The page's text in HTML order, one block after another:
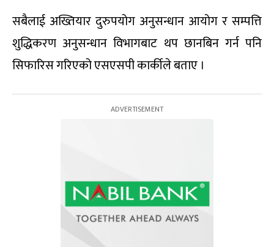
सबैलाई अख्तियार दुरुपयोग अनुसन्धान आयोग र सम्पत्ति
शुद्धिकरण अनुसन्धान विभागबाट थप छानबिन गर्न पनि
सिफारिस गरिएको एसएसपी कार्कीले बताए ।